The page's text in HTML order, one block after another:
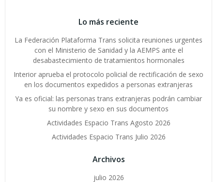
Lo más reciente
La Federación Plataforma Trans solicita reuniones urgentes
con el Ministerio de Sanidad y la AEMPS ante el
desabastecimiento de tratamientos hormonales
Interior aprueba el protocolo policial de rectificación de sexo
en los documentos expedidos a personas extranjeras
Ya es oficial: las personas trans extranjeras podrán cambiar
su nombre y sexo en sus documentos
Actividades Espacio Trans Agosto 2026
Actividades Espacio Trans Julio 2026
Archivos
julio 2026